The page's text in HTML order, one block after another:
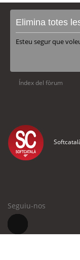
Elimina totes
Esteu segur que
Índex del fòrum
Seguiu-nos